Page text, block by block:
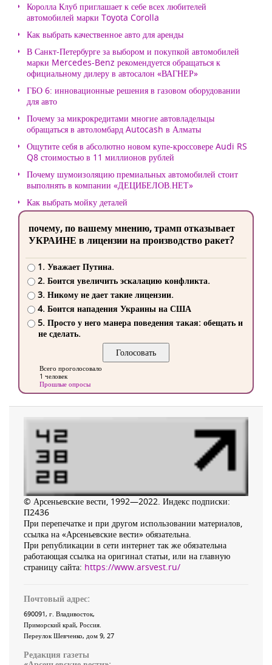
Королла Клуб приглашает к себе всех любителей
автомобилей марки Toyota Corolla
Как выбрать качественное авто для аренды
В Санкт-Петербурге за выбором и покупкой автомобилей
марки Mercedes-Benz рекомендуется обращаться к
официальному дилеру в автосалон «ВАГНЕР»
ГБО 6: инновационные решения в газовом оборудовании
для авто
Почему за микрокредитами многие автовладельцы
обращаться в автоломбард Autocash в Алматы
Ощутите себя в абсолютно новом купе-кроссовере Audi RS
Q8 стоимостью в 11 миллионов рублей
Почему шумоизоляцию премиальных автомобилей стоит
выполнять в компании «ДЕЦИБЕЛОВ.НЕТ»
Как выбрать мойку деталей
почему, по вашему мнению, трамп отказывает
УКРАИНЕ в лицензии на производство ракет?
1. Уважает Путина.
2. Боится увеличить эскалацию конфликта.
3. Никому не дает такие лицензии.
4. Боится нападения Украины на США
5. Просто у него манера поведения такая: обещать и
не сделать.
Всего проголосовало
1 человек
Прошлые опросы
© Арсеньевские вести, 1992—2022. Индекс подписки:
П2436
При перепечатке и при другом использовании материалов,
ссылка на «Арсеньевские вести» обязательна.
При републикации в сети интернет так же обязательна
работающая ссылка на оригинал статьи, или на главную
страницу сайта: https://www.arsvest.ru/
Почтовый адрес:
690091, г. Владивосток,
Приморский край, Россия
Переулок Шевченко, дом 9, 27
Редакция газеты